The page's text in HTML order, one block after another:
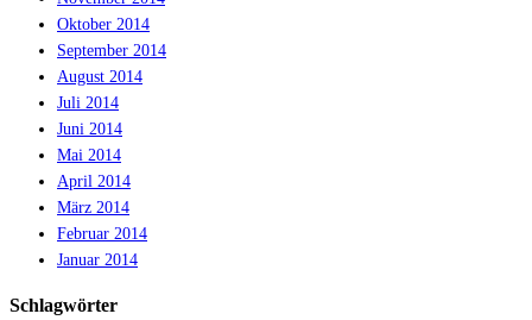
Oktober 2014
September 2014
August 2014
Juli 2014
Juni 2014
Mai 2014
April 2014
März 2014
Februar 2014
Januar 2014
Schlagwörter